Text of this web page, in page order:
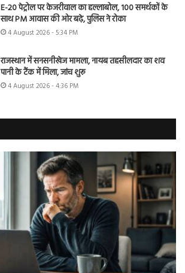
E-20 पेट्रोल पर केजरीवाल का हल्लाबोल, 100 समर्थकों के
साथ PM आवास की ओर बढ़े, पुलिस ने रोका
4 August 2026 - 5:34 PM
राजस्थान में सनसनीखेज मामला, नायब तहसीलदार का शव
पानी के टैंक में मिला, जांच शुरू
4 August 2026 - 4:36 PM